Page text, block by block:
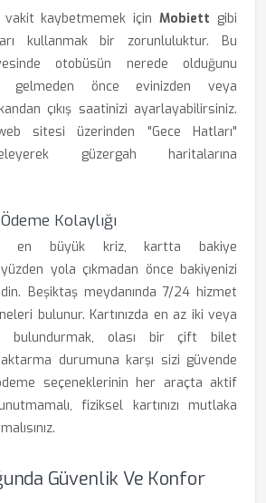
vakit kaybetmemek içinMobiett gibi
kullanmak bir zorunluluktur. Bu
otobüsün nerede olduğunu
gelmeden önce evinizden veya
çıkış saatinizi ayarlayabilirsiniz.
sitesi üzerinden "Gece Hatları"
güzergah haritalarına
Kolaylığı
en büyük kriz, kartta bakiye
yola çıkmadan önce bakiyenizi
Beşiktaş meydanında 7/24 hizmet
bulunur. Kartınızda en az iki veya
bulundurmak, olası bir çift bilet
durumuna karşı sizi güvende
seçeneklerinin her araçta aktif
fiziksel kartınızı mutlaka
Güvenlik Ve Konfor